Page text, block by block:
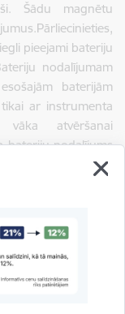
Šādu magnētu
pieejami bateriju
nodalījumam
baterijām
ar instrumenta
atvēršanai
bateriju nodalījums
izmantot šādus
bīstamību
ptac-bridina-par-
pārbaudiet
apdraudēt